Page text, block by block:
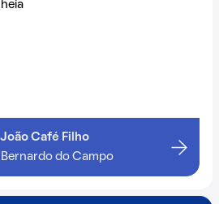
Café Filho
Bernardo do Campo